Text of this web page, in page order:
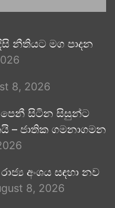
නීතියට මග පාදන
8, 2026
පෙනී සිටින සිසුන්ට
– ජාතික ගමනාගමන
අංශය සඳහා නව
8, 2026